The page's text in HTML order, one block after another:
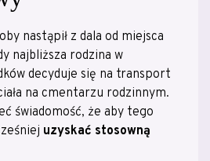
nastąpił z dala od miejsca
najbliższa rodzina w
decyduje się na transport
na cmentarzu rodzinnym.
świadomość, że aby tego
uzyskać stosowną